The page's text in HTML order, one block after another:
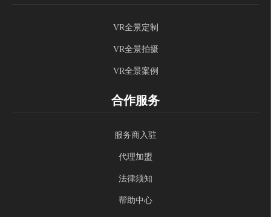
VR全景定制
VR全景拍摄
VR全景案例
合作服务
服务商入驻
代理加盟
法律须知
帮助中心